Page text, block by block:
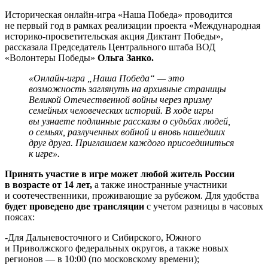
Историческая онлайн-игра «Наша Победа» проводится
не первый год в рамках реализации проекта «Международная
историко-просветительская акция Диктант Победы»,
рассказала Председатель Центрального штаба ВОД
«Волонтеры Победы» Ольга Занко.
«Онлайн-игра „Наша Победа“ — это
возможность заглянуть на архивные страницы
Великой Отечественной войны через призму
семейных человеческих историй. В ходе игры
вы узнаете подлинные рассказы о судьбах людей,
о семьях, разлученных войной и вновь нашедших
друг друга. Приглашаем каждого присоединиться
к игре».
Принять участие в игре может любой житель России
в возрасте от 14 лет, а также иностранные участники
и соотечественники, проживающие за рубежом. Для удобства
будет проведено две трансляции с учетом разницы в часовых
поясах:
-Для Дальневосточного и Сибирского, Южного
и Приволжского федеральных округов, а также новых
регионов — в 10:00 (по московскому времени);